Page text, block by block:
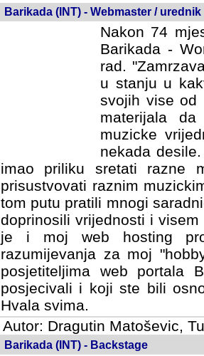
Barikada (INT) - Webmaster / urednik
Nakon 74
Barikada -
rad.
u stanju u
svojih vise od
materijala
muzicke
nekada
imao priliku sretati razne
prisustvovati raznim
tom putu pratili mnogi
doprinosili vrijednosti i
je i moj web hosting
razumijevanja za moj
posjetiteljima web portala
posjecivali i koji ste bili
Hvala svima.
Autor: Dragutin Matoševic,
Barikada (INT) - Backstage